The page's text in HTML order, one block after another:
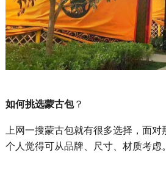
如何挑选蒙古包？
上网一搜蒙古包就有很多选择，面对
个人觉得可从品牌、尺寸、材质考虑。